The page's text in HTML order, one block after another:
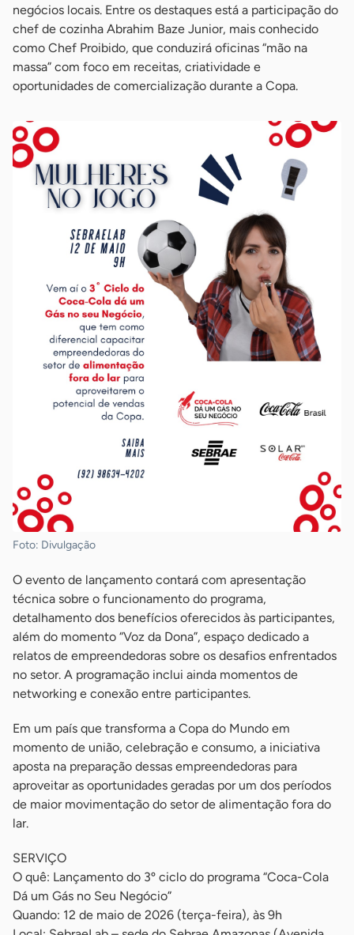
negócios locais. Entre os destaques está a participação do
chef de cozinha Abrahim Baze Junior, mais conhecido
como Chef Proibido, que conduzirá oficinas “mão na
massa” com foco em receitas, criatividade e
oportunidades de comercialização durante a Copa.
Foto: Divulgação
O evento de lançamento contará com apresentação
técnica sobre o funcionamento do programa,
detalhamento dos benefícios oferecidos às participantes,
além do momento “Voz da Dona”, espaço dedicado a
relatos de empreendedoras sobre os desafios enfrentados
no setor. A programação inclui ainda momentos de
networking e conexão entre participantes.
Em um país que transforma a Copa do Mundo em
momento de união, celebração e consumo, a iniciativa
aposta na preparação dessas empreendedoras para
aproveitar as oportunidades geradas por um dos períodos
de maior movimentação do setor de alimentação fora do
lar.
SERVIÇO
O quê: Lançamento do 3º ciclo do programa “Coca-Cola
Dá um Gás no Seu Negócio”
Quando: 12 de maio de 2026 (terça-feira), às 9h